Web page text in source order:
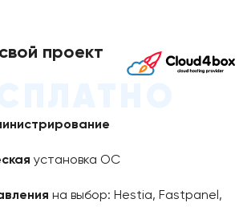
проект
установка ОС
на выбор: Hestia, Fastpanel,